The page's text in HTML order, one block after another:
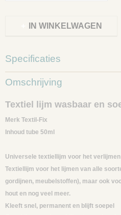
IN WINKELWAGEN
Specificaties
Productcode
6110-03
Omschrijving
Textiel lijm wasbaar en
Merk Textil-Fix
Inhoud tube 50ml
Universele textiellijm voor het
Textiellijm voor het lijmen van alle
gordijnen, meubelstoffen), maar ook
hout en nog veel meer.
Kleeft snel, permanent en blijft soepel